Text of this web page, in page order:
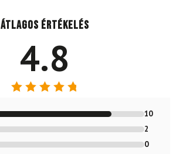
Átlagos értékelés
4.8
4.83/ 5
10
2
0